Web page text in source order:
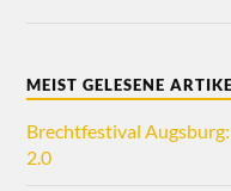
MEIST GELESENE
Brechtfestival
2.0